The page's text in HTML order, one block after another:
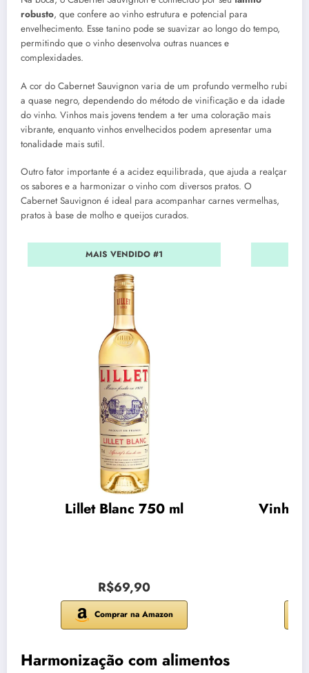
robusto, que confere ao vinho estrutura e potencial para
envelhecimento. Esse tanino pode se suavizar ao longo do tempo,
permitindo que o vinho desenvolva outras nuances e
complexidades.
A cor do Cabernet Sauvignon varia de um profundo vermelho rubi
a quase negro, dependendo do método de vinificação e da idade
do vinho. Vinhos mais jovens tendem a ter uma coloração mais
vibrante, enquanto vinhos envelhecidos podem apresentar uma
tonalidade mais sutil.
Outro fator importante é a acidez equilibrada, que ajuda a realçar
os sabores e a harmonizar o vinho com diversos pratos. O
Cabernet Sauvignon é ideal para acompanhar carnes vermelhas,
pratos à base de molho e queijos curados.
MAIS VENDIDO #1
Lillet Blanc 750 ml
R$69,90
Comprar na Amazon
Vinho
Harmonização com alimentos